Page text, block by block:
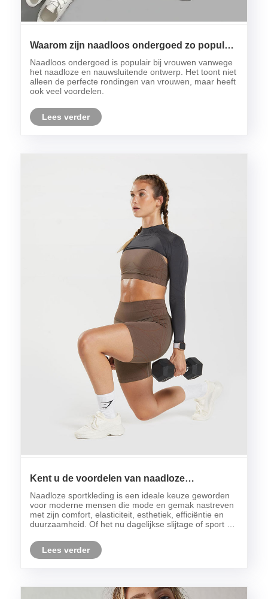
Waarom zijn naadloos ondergoed zo populair
bij vrouwen?
Naadloos ondergoed is populair bij vrouwen vanwege
het naadloze en nauwsluitende ontwerp. Het toont niet
alleen de perfecte rondingen van vrouwen, maar heeft
ook veel voordelen.
Lees verder
Kent u de voordelen van naadloze
sportkleding?
Naadloze sportkleding is een ideale keuze geworden
voor moderne mensen die mode en gemak nastreven
met zijn comfort, elasticiteit, esthetiek, efficiëntie en
duurzaamheid. Of het nu dagelijkse slijtage of sport en
dressingservaring brengen.
Lees verder